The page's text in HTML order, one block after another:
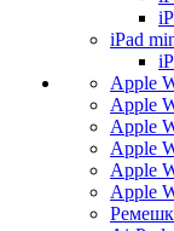
iPad
Apple
Apple
Apple
Apple
Apple
Apple